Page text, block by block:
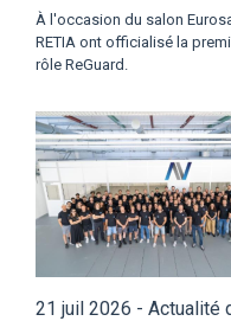
À l'occasion du salon
RETIA ont officialisé la
rôle ReGuard.
21 juil 2026 - Actualité